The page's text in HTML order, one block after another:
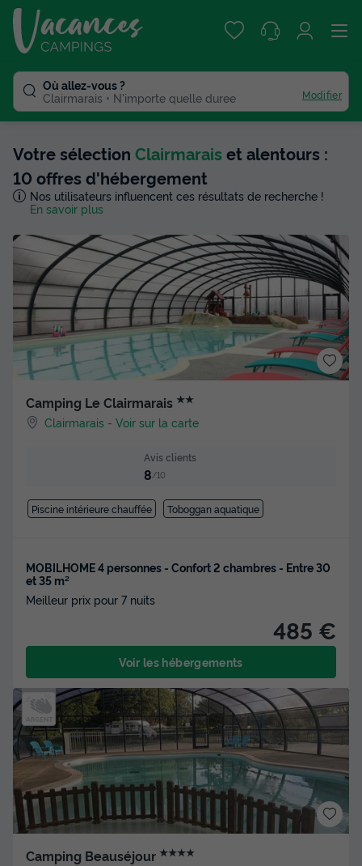
Où allez-vous ?
Clairmarais
N'importe quelle duree Modifier
Votre sélection Clairmarais et alentours :
10 offres d'hébergement
Nos utilisateurs influencent ces résultats de recherche !
En savoir plus
Camping Le Clairmarais ★★
Clairmarais -Voir sur la carte
Avis clients
8/10
Piscine intérieure chauffée Toboggan aquatique
MOBILHOME 4 personnes - Confort 2 chambres - Entre 30
et 35 m²
Meilleur prix pour 7 nuits
485 €
Voir les hébergements
Camping Beauséjour ★★★★